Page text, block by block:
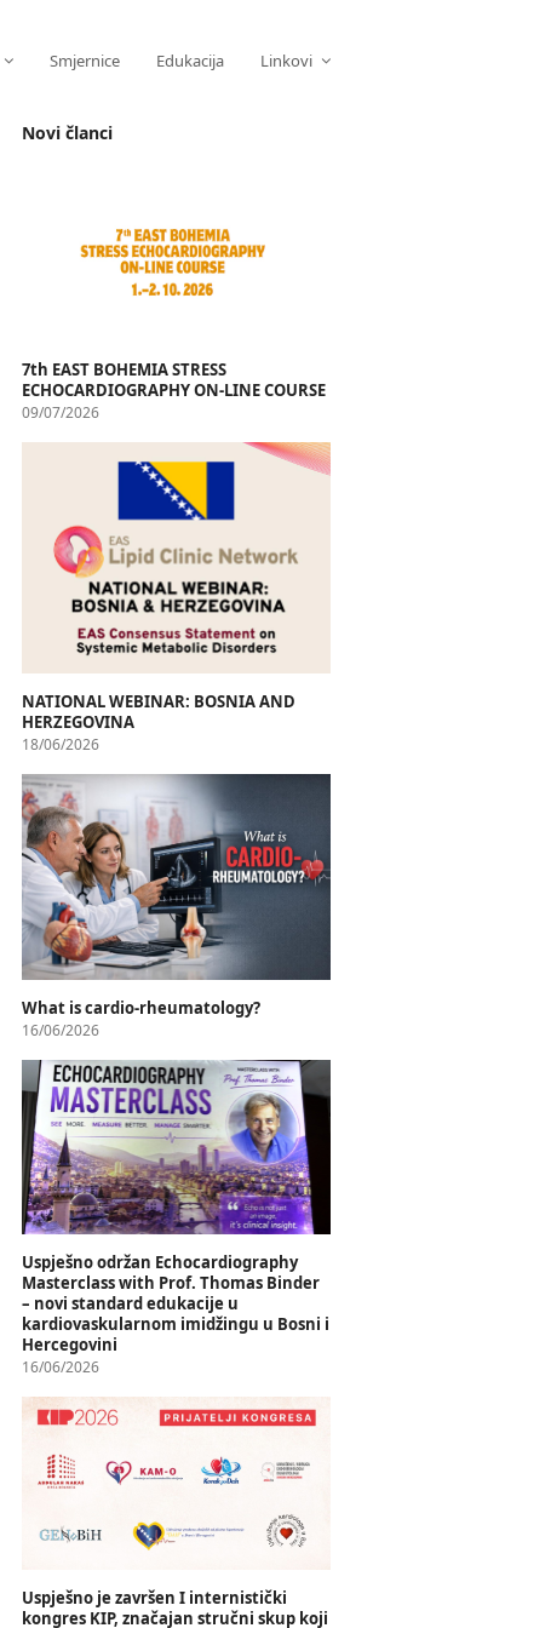
Smjernice Edukacija Linkovi
Novi članci
7th EAST BOHEMIA STRESS
ECHOCARDIOGRAPHY ON-LINE COURSE
09/07/2026
NATIONAL WEBINAR: BOSNIA AND
HERZEGOVINA
18/06/2026
What is cardio-rheumatology?
16/06/2026
Uspješno održan Echocardiography
Masterclass with Prof. Thomas Binder
– novi standard edukacije u
kardiovaskularnom imidžingu u Bosni i
Hercegovini
16/06/2026
Uspješno je završen I internistički
kongres KIP, značajan stručni skup koji